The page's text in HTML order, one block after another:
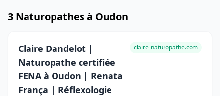
3 Naturopathes à Oudon
Claire Dandelot |
Naturopathe certifiée
FENA à Oudon | Renata
França | Réflexologie
claire-naturopathe.com